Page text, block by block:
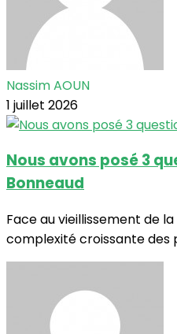
Nassim AOUN
1 juillet 2026
Nous avons posé 3
Bonneaud
Face au vieillissement de
complexité croissante des